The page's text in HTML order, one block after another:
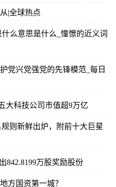
|全球热点
么意思是什么_憧憬的近义词
党兴党强党的先锋模范_每日
大科技公司市值超9万亿
则新鲜出炉，附前十大巨星
842.8199万股奖励股份
方国资第一城？